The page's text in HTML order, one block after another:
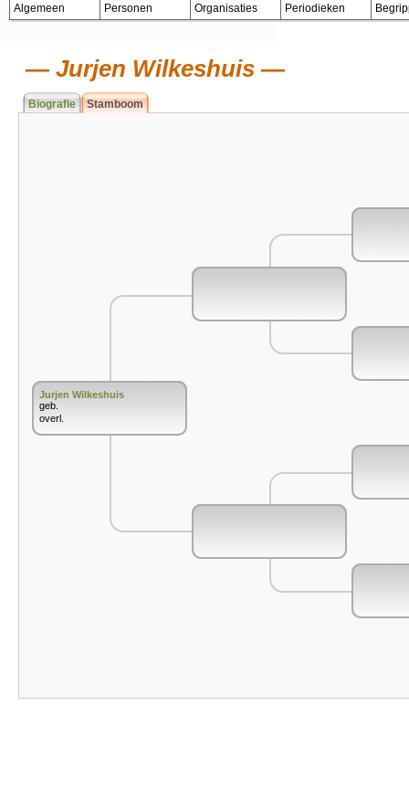
Algemeen Personen Organisaties Periodieken
Jurjen Wilkeshuis
Biografie Stamboom
Jurjen Wilkeshuis
geb.
overl.